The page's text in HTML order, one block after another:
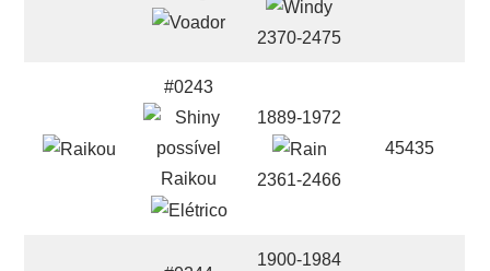
2370-2475
#0243
Raikou
1889-1972
2361-2466
45435
1900-1984